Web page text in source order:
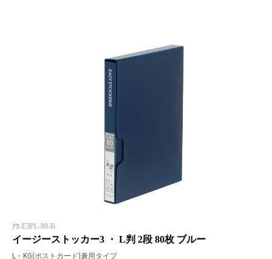
ｱｶ-E3PL-80-B
イージーストッカー3 ・ L判 2段 80枚 ブルー
L・KG(ポストカード)兼用タイプ